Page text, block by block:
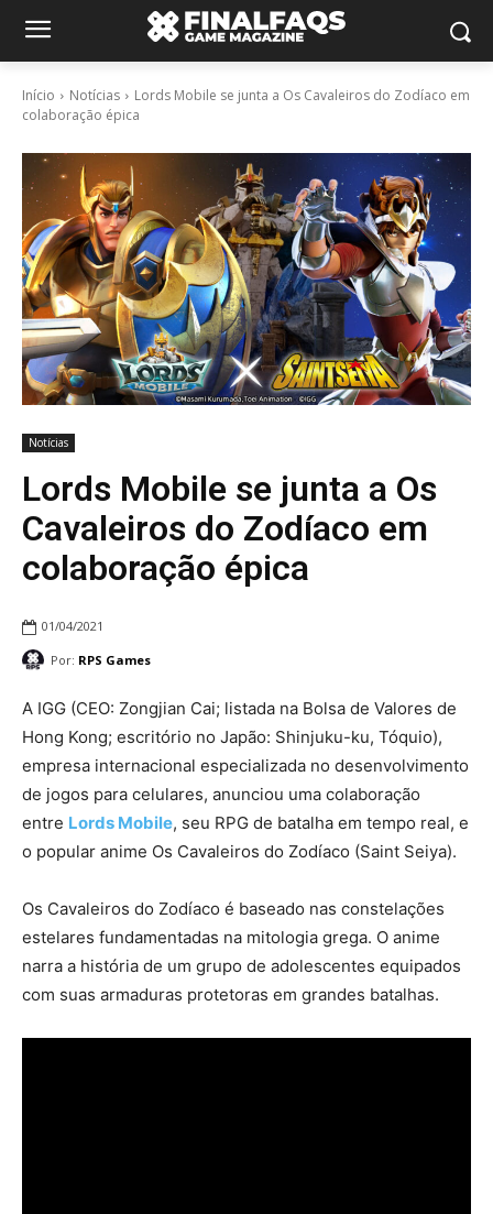
Início Notícias
Lords Mobile se junta a Os Cavaleiros do Zodíaco em
colaboração épica
Notícias
Lords Mobile se junta a Os
Cavaleiros do Zodíaco em
colaboração épica
01/04/2021
Por: RPS Games
A IGG (CEO: Zongjian Cai; listada na Bolsa de Valores de
Hong Kong; escritório no Japão: Shinjuku-ku, Tóquio),
empresa internacional especializada no desenvolvimento
de jogos para celulares, anunciou uma colaboração
entre Lords Mobile, seu RPG de batalha em tempo real, e
o popular anime Os Cavaleiros do Zodíaco (Saint Seiya).
Os Cavaleiros do Zodíaco é baseado nas constelações
estelares fundamentadas na mitologia grega. O anime
narra a história de um grupo de adolescentes equipados
com suas armaduras protetoras em grandes batalhas.